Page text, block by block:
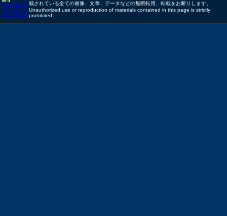
載されている全ての画像、文章、データなどの無断転用、転載をお断りします。
Unauthorized use or reproduction of materials contained in this page is strictly
prohibited.